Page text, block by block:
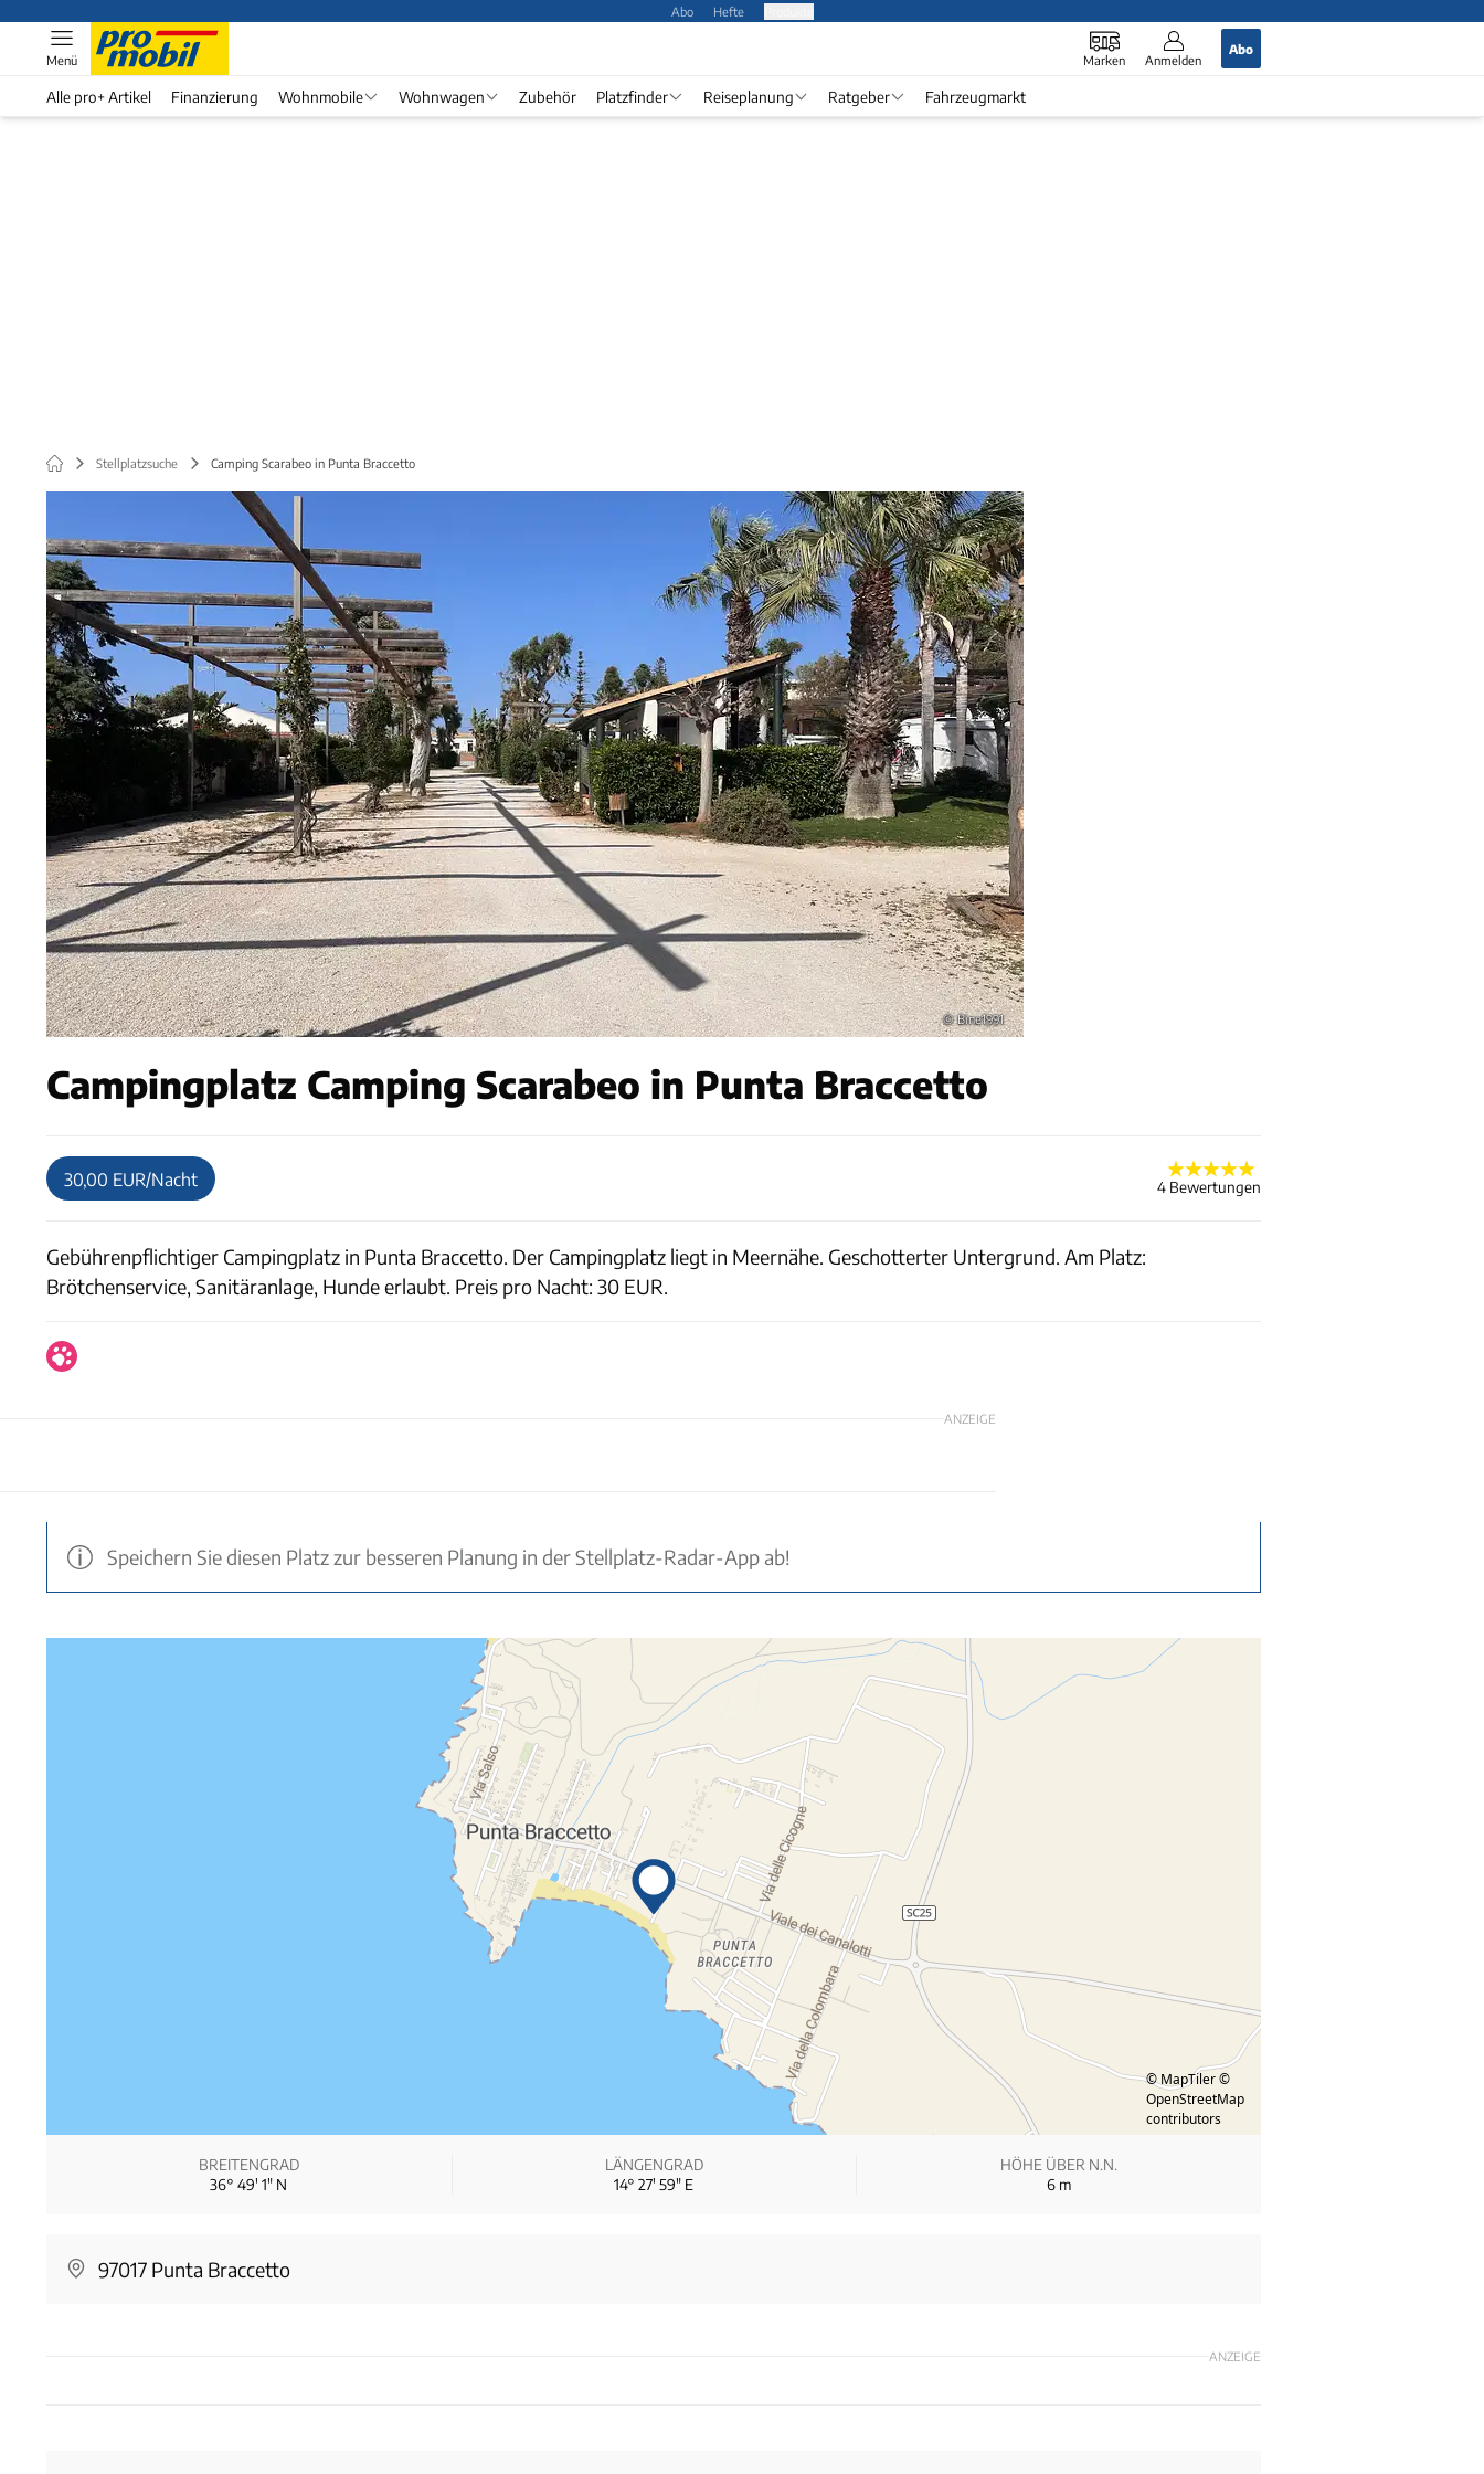
Abo Hefte
Marken Anmelden
Abo
Menü
Alle pro+ Artikel Finanzierung Wohnmobile Wohnwagen Zubehör Platzfinder Reiseplanung Ratgeber Fahrzeugmarkt
Stellplatzsuche Camping Scarabeo in Punta Braccetto
© Bine1991
Campingplatz Camping Scarabeo in Punta Braccetto
30,00 EUR/Nacht 4 Bewertungen
Gebührenpflichtiger Campingplatz in Punta Braccetto. Der Campingplatz liegt in Meernähe. Geschotterter Untergrund. Am Platz:
Brötchenservice, Sanitäranlage, Hunde erlaubt. Preis pro Nacht: 30 EUR.
ANZEIGE
Speichern Sie diesen Platz zur besseren Planung in der Stellplatz-Radar-App ab!
© MapTiler ©
OpenStreetMap
contributors
BREITENGRAD
36° 49′ 1″ N
LÄNGENGRAD
14° 27′ 59″ E
HÖHE ÜBER N.N.
6 m
97017 Punta Braccetto
ANZEIGE